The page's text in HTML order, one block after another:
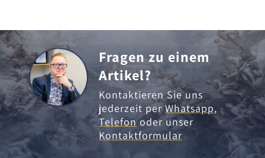
Fragen zu einem
Artikel?
Kontaktieren Sie uns
jederzeit perWhatsapp,
Telefonoder unser
Kontaktformular